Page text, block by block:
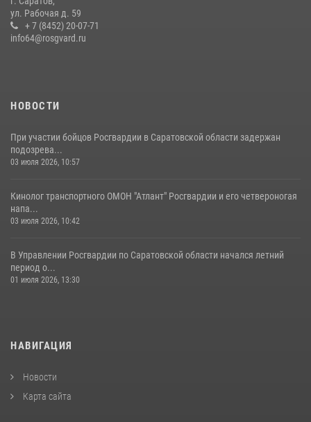
Крещения Руси
28 июля 2026, 13:25
05 августа 2026, 12:55
ул. Рабочая д. 59
+ 7 (8452) 20-07-71
info64@rosgvard.ru
НОВОСТИ
При участии бойцов Росгвардии в Саратовской области задержан
подозрева...
03 июля 2026, 10:57
Кинолог транспортного ОМОН "Атлант" Росгвардии и его четвероногая
напа...
03 июля 2026, 10:42
В Управлении Росгвардии по Саратовской области начался летний
период о...
01 июля 2026, 13:30
НАВИГАЦИЯ
Новости
Карта сайта